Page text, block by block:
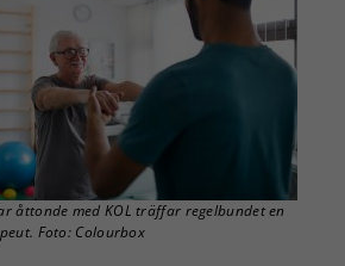
åttonde med KOL träffar regelbundet en
Foto: Colourbox